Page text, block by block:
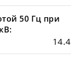
50 Гц при
14.4